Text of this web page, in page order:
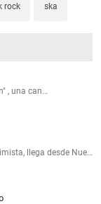
rock ska
, una can…
llega desde Nue…